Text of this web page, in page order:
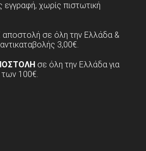
εγγραφή, χωρίς πιστωτική
σε όλη την Ελλάδα &
3,00€.
σε όλη την Ελλάδα για
100€.